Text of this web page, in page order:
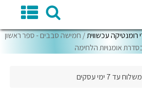
רומנטיקה עכשווית/ חמישה סבבים - ספר ראשון
אומנויות הלחימה
משלוח עד 7 ימי עסקים